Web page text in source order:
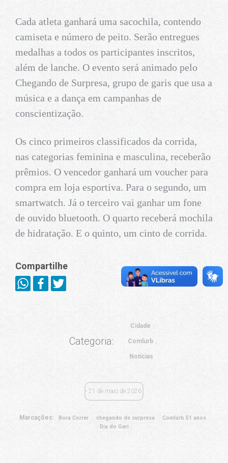
Cada atleta ganhará uma sacochila, contendo
camiseta e número de peito. Serão entregues
medalhas a todos os participantes inscritos,
além de lanche. O evento será animado pelo
Chegando de Surpresa, grupo de garis que usa a
música e a dança em campanhas de
conscientização.
Os cinco primeiros classificados da corrida,
nas categorias feminina e masculina, receberão
prêmios. O vencedor ganhará um voucher para
compra em loja esportiva. Para o segundo, um
smartwatch. Já o terceiro vai ganhar um fone
de ouvido bluetooth. O quarto receberá mochila
de hidratação. E o quinto, um cinto de corrida.
Compartilhe
Categoria:
Cidade
Comlurb
Notícias
21 de maio de 2026
Marcações: Bora Correr chegando de surpresa
Comlurb 51 anos
Dia do Gari